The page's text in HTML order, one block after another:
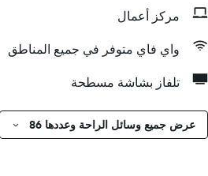
مركز أعمال
واي فاي متوفر في جميع المناطق
تلفاز بشاشة مسطحة
عرض جميع وسائل الراحة وعددها 86